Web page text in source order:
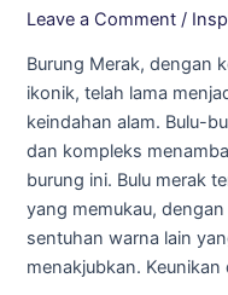
Leave a Comment /
Burung Merak, dengan
ikonik, telah lama
keindahan alam. Bulu-
dan kompleks
burung ini. Bulu merak
yang memukau,
sentuhan warna lain
menakjubkan. Keunikan
dari
Burung
Merak